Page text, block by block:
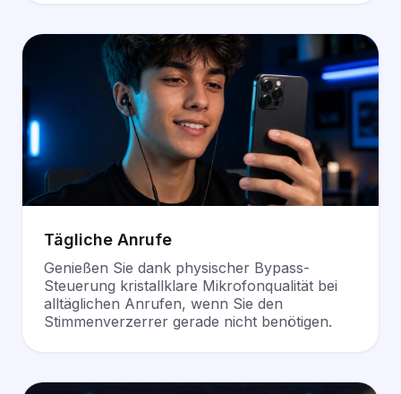
Tägliche Anrufe
Genießen Sie dank physischer Bypass-
Steuerung kristallklare Mikrofonqualität bei
alltäglichen Anrufen, wenn Sie den
Stimmenverzerrer gerade nicht benötigen.